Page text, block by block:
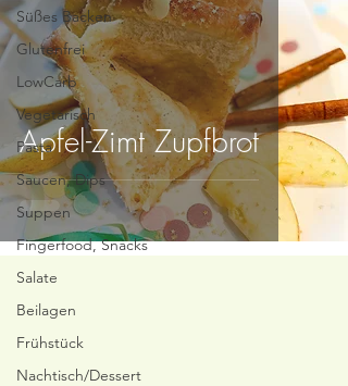
Süßes Backen
Glutenfrei
LowCarb
Vegetarisch
Pasta
Saucen, Dips
Suppen
Fingerfood, Snacks
Salate
Beilagen
Frühstück
Nachtisch/Dessert
Apfel-Zimt Zupfbrot